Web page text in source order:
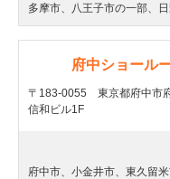
多摩市、八王子市の一部、
府中ショール
〒183-0055 東京都府中市
信和ビル1F
府中市、小金井市、東久留米